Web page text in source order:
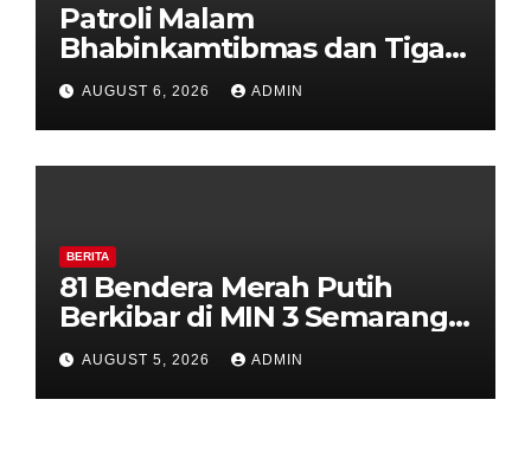
Patroli Malam
Bhabinkamtibmas dan Tiga
Pilar Kelurahan Ungaran
Perkuat Kamtibmas, Warga
Diajak Aktifkan Ronda
AUGUST 6, 2026 ADMIN
BERITA
81 Bendera Merah Putih
Berkibar di MIN 3 Semarang,
Bhabinkamtibmas Desa
Timpik Hadiri Peringatan
HUT ke-81 Kemerdekaan RI
AUGUST 5, 2026 ADMIN